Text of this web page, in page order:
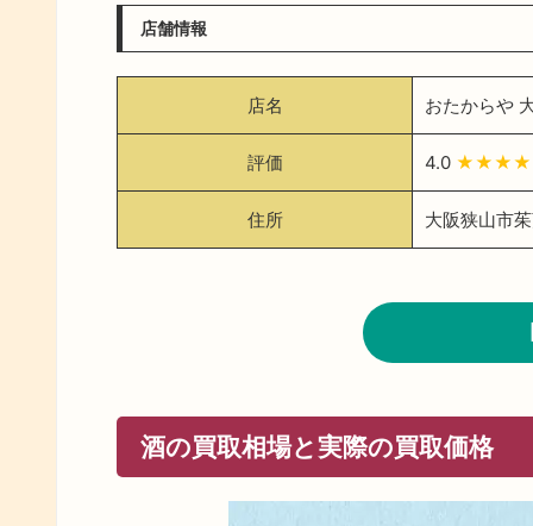
店舗情報
店名 おたからや
評価 4.0 ★★★★
住所 大阪狭山市
酒の買取相場と実際の買取価格